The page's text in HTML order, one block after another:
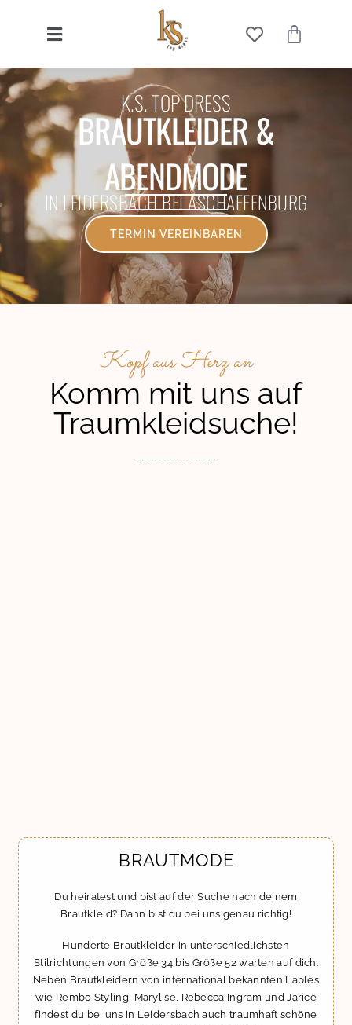
K.S. TOP DRESS
BRAUTKLEIDER &
ABENDMODE
IN LEIDERSBACH BEI ASCHAFFENBURG
TERMIN VEREINBAREN
Kopf aus Herz an
Komm mit uns auf
Traumkleidsuche!
BRAUTMODE
Du heiratest und bist auf der Suche nach deinem
Brautkleid? Dann bist du bei uns genau richtig!
Hunderte Brautkleider in unterschiedlichsten
Stilrichtungen von Größe 34 bis Größe 52 warten auf dich.
Neben Brautkleidern von international bekannten Lables
wie Rembo Styling, Marylise, Rebecca Ingram und Jarice
findest du bei uns in Leidersbach auch traumhaft schöne